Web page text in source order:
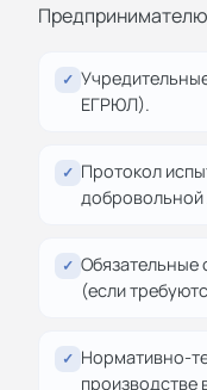
✓
ЕГРЮЛ).
✓ Протокол
добровольной
✓ Обязательные
(если
✓ Нормативно-
производстве